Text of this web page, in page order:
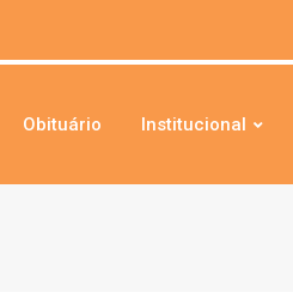
Obituário Institucional